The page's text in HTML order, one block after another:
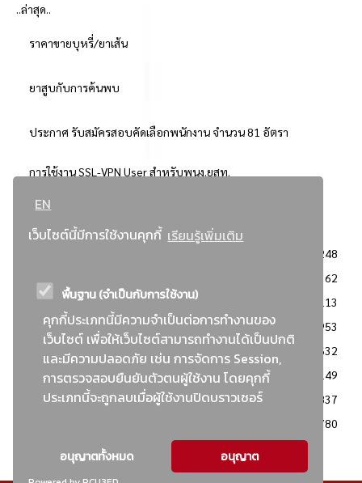
EN
เว็บไซต์นี้มีการใช้งานคุกกี้ เรียนรู้เพิ่มเติม
พื้นฐาน (จำเป็นกับการใช้งาน)
คุกกี้ประเภทนี้มีความจำเป็นต่อการทำงานของ
เว็บไซต์ เพื่อให้เว็บไซต์สามารถทำงานได้เป็นปกติ
และมีความปลอดภัย เช่น การจัดการ Session,
การตรวจสอบยืนยันตัวตนผู้ใช้งาน โดยคุกกี้
ประเภทนี้จะถูกลบเมื่อผู้ใช้งานปิดบราวเซอร์
อนุญาตทั้งหมด อนุญาต
..ล่าสุด..
ราคาขายบุหรี่/ยาเส้น
ยาสูบกับการค้นพบ
ประกาศ รับสมัครสอบคัดเลือกพนักงาน จำนวน 81 อัตรา
การใช้งาน SSL-VPN User สำหรับพนง.ยสท.
..ยอดนิยม..
3248
2362
: วิธีเฉพาะเจาะจง
2113
ข่าวสาร/ประกาศ
1953
: เอกสารส่งเสริมความโปร่งใสในการจัดซื้อจัดจ้าง
1632
ข่าวสารจัดซื้อจัดจ้าง
1149
: แผนการจัดซื้อจัดจ้าง
837
780